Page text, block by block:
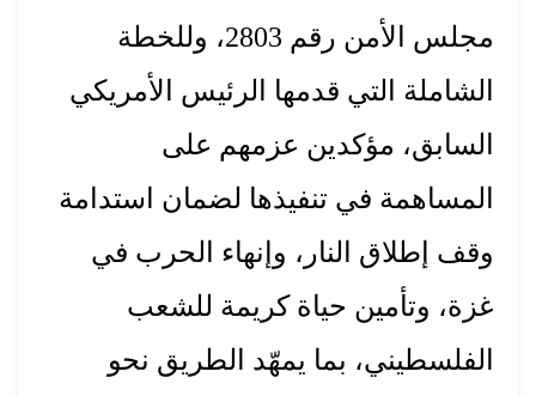
مجلس الأمن رقم 2803، وللخطة
الشاملة التي قدمها الرئيس الأمريكي
السابق، مؤكدين عزمهم على
المساهمة في تنفيذها لضمان استدامة
وقف إطلاق النار، وإنهاء الحرب في
غزة، وتأمين حياة كريمة للشعب
الفلسطيني، بما يمهّد الطريق نحو